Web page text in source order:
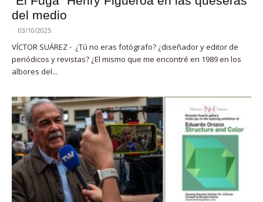
del medio
- 03/10/2025
VÍCTOR SUÁREZ - ¿Tú no eras fotógrafo? ¿diseñador y editor de
periódicos y revistas? ¿El mismo que me encontré en 1989 en los
albores del...